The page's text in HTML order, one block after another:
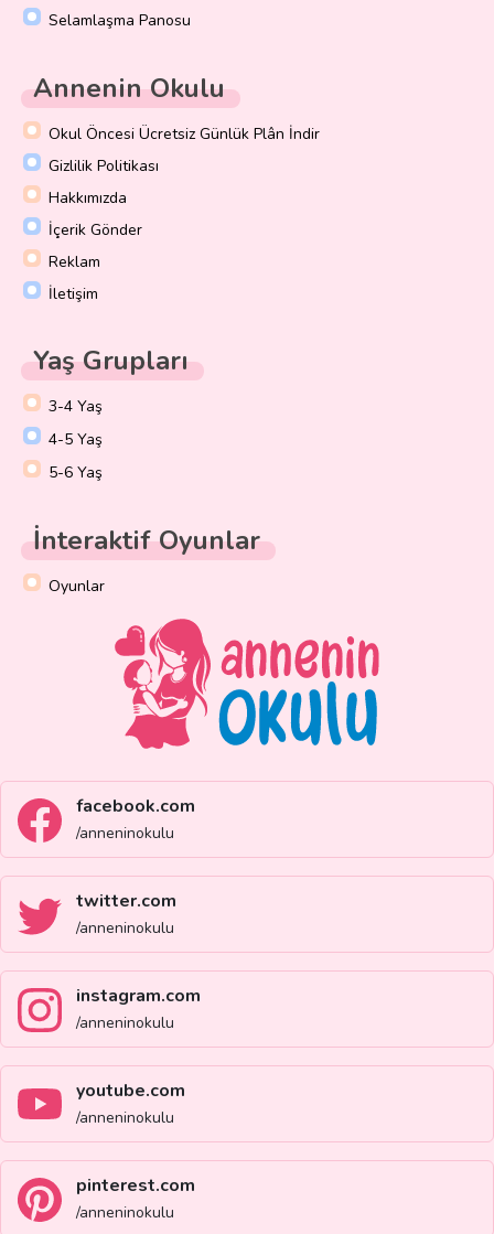
Selamlaşma Panosu
Annenin Okulu
Okul Öncesi Ücretsiz Günlük Plân İndir
Gizlilik Politikası
Hakkımızda
İçerik Gönder
Reklam
İletişim
Yaş Grupları
3-4 Yaş
4-5 Yaş
5-6 Yaş
İnteraktif Oyunlar
Oyunlar
facebook.com
/anneninokulu
twitter.com
/anneninokulu
instagram.com
/anneninokulu
youtube.com
/anneninokulu
pinterest.com
/anneninokulu